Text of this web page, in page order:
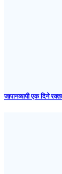
जापानव्यापी एक दिने